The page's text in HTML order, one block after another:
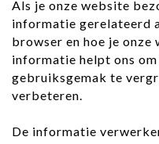
Als je onze website
informatie gerelateerd
browser en hoe je
informatie helpt ons
gebruiksgemak te
verbeteren.
De informatie